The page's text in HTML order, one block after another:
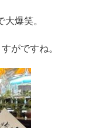
爆笑。
がですね。